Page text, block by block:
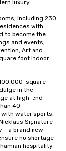
luxury.
including 230
with
to become the
and events,
Art and
foot indoor
square-
in the
at high-end
40
with water sports,
Signature
- a brand new
no shortage
hospitality.